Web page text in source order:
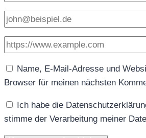
Name, E-Mail-Adresse und
Browser für meinen nächsten
Ich habe die
stimme der Verarbeitung meiner